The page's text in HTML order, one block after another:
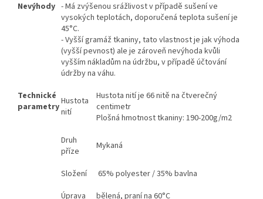
Nevýhody - Má zvýšenou srážlivost v případě sušení ve
vysokých teplotách, doporučená teplota sušení je
45°C.
- Vyšší gramáž tkaniny, tato vlastnost je jak výhoda
(vyšší pevnost) ale je zároveň nevýhoda kvůli
vyšším nákladům na údržbu, v případě účtování
údržby na váhu.
Technické
parametryHustota
nití
Hustota nití je 66 nitě na čtverečný
centimetr
Plošná hmotnost tkaniny: 190-200g/m2
Druh
příze
Mykaná
Složení
65% polyester / 35% bavlna
Úprava
bělená, praní na 60°C